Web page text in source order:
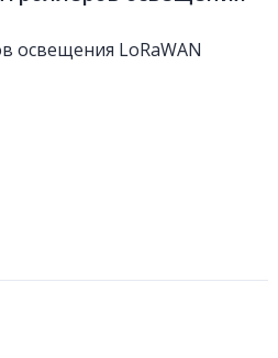
освещения LoRaWAN